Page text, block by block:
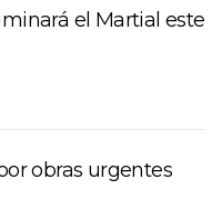
el Martial este
obras urgentes